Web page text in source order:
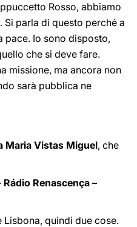
Rosso, abbiamo
parla di questo perché a
pace. Io sono disposto,
che si deve fare.
missione, ma ancora non
sarà pubblica ne
Maria Vistas Miguel, che
Renascença –
Lisbona, quindi due cose.